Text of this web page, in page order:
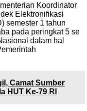
Koordinator
Elektronifikasi
semester 1 tahun
pada peringkat 5 se
dalam hal
Camat Sumber
HUT Ke-79 RI